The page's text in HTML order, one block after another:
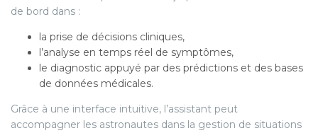
de bord dans :
la prise de décisions cliniques,
l’analyse en temps réel de symptômes,
le diagnostic appuyé par des prédictions et des bases
de données médicales.
Grâce à une interface intuitive, l’assistant peut
accompagner les astronautes dans la gestion de situations